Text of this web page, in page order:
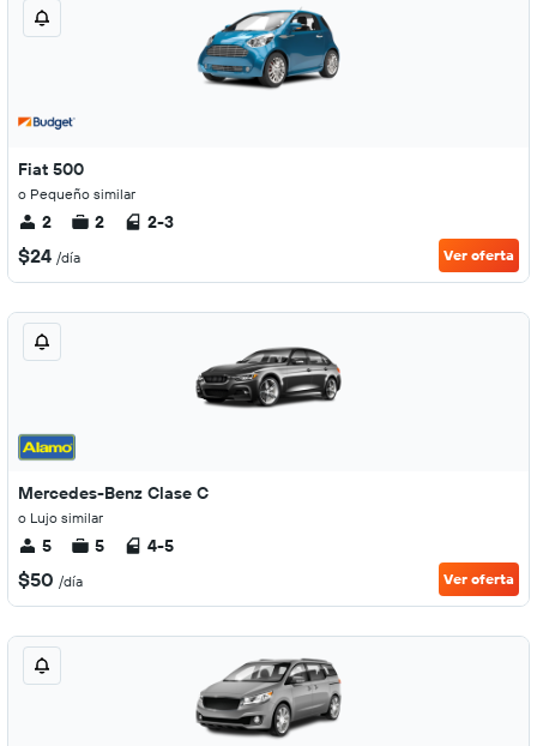
Fiat 500
o Pequeño similar
2 2 2-3
$24 /día Ver oferta
Mercedes-Benz Clase C
o Lujo similar
5 5 4-5
$50 /día Ver oferta